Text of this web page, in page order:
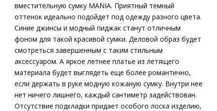
вместительную сумку MANIA. Приятный темный
оттенок идеально подойдет под одежду разного цвета.
Синие джинсы и модный пиджак станут отличным
фоном для такой красивой сумки. Деловой образ будет
смотреться завершенным с таким стильным
аксессуаром. А яркое летнее платье из летящего
материала будет выглядеть еще более романтично,
если держать в руке модную кожаную сумку. Внутри нее
нет ничего лишнего, каждый сантиметр задействован.
Отсутствие подкладки придает особого лоска изделию,